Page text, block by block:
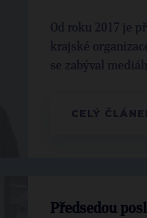
Od roku 2017 je
krajské
se zabýval
CELÝ
Předsedou